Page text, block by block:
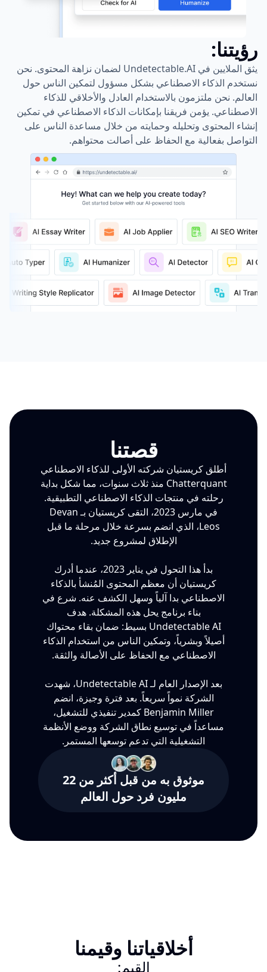
رؤيتنا:
يثق الملايين في Undetectable.AI لضمان نزاهة المحتوى. نحن
نستخدم الذكاء الاصطناعي بشكل مسؤول لتمكين الناس حول
العالم. نحن ملتزمون بالاستخدام العادل والأخلاقي للذكاء
الاصطناعي. يؤمن فريقنا بإمكانات الذكاء الاصطناعي في تمكين
إنشاء المحتوى وتحليله وحمايته من خلال مساعدة الناس على
التواصل بفعالية مع الحفاظ على أصالت محتواهم.
قصتنا
أطلق كريستيان شركته الأولى للذكاء الاصطناعي
Chatterquant منذ ثلاث سنوات، مما شكل بداية
رحلته في منتجات الذكاء الاصطناعي التطبيقية.
في مارس 2023، التقى كريستيان بـ Devan
Leos، الذي انضم بسرعة خلال مرحلة ما قبل
الإطلاق لمشروع جديد.
بدأ هذا التحول في يناير 2023، عندما أدرك
كريستيان أن معظم المحتوى المُنشأ بالذكاء
الاصطناعي بدا آلياً وسهل الكشف عنه. شرع في
بناء برنامج يحل هذه المشكلة. هدف
Undetectable AI بسيط: ضمان بقاء محتواك
أصيلاً وبشرياً، وتمكين الناس من استخدام الذكاء
الاصطناعي مع الحفاظ على الأصالة والثقة.
بعد الإصدار العام لـ Undetectable AI، شهدت
الشركة نمواً سريعاً. بعد فترة وجيزة، انضم
Benjamin Miller كمدير تنفيذي للتشغيل،
مساعداً في توسيع نطاق الشركة ووضع الأنظمة
التشغيلية التي تدعم توسعها المستمر.
موثوق به من قبل أكثر من 22
مليون فرد حول العالم
أخلاقياتنا وقيمنا
القيم: